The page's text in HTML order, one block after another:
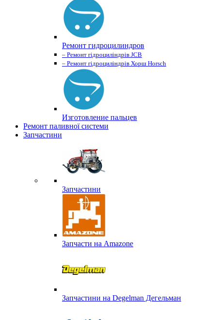
Ремонт гидроцилиндров
– Ремонт гідроциліндрів JCB
– Ремонт гідроциліндрів Хорш Horsch
Изготовление пальцев
Ремонт паливної системи
Запчастини
Запчастини
Запчасти на Amazone
Запчастини на Degelman Дегельман